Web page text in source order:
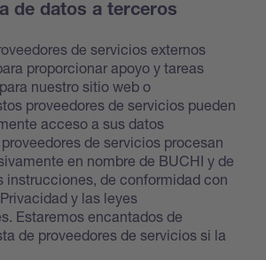
de datos a terceros
de servicios externos
proporcionar apoyo y tareas
nuestro sitio web o
proveedores de servicios pueden
acceso a sus datos
de servicios procesan
en nombre de BUCHI y de
instrucciones, de conformidad con
y las leyes
Estaremos encantados de
de proveedores de servicios si la